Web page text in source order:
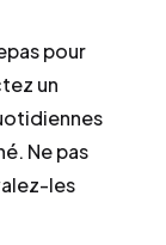
pour
un
Ne pas
les